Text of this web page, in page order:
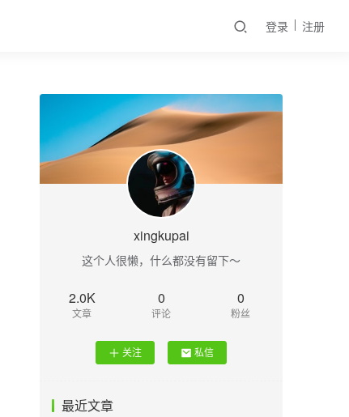
登录 注册
xingkupai
这个人很懒，什么都没有留下～
2.0K
文章
0
评论
0
粉丝
关注 私信
最近文章